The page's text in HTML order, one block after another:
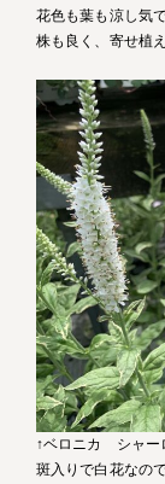
花色も葉も涼し気で
株も良く、寄せ植
↑ベロニカ シャー
斑入りで白花なの